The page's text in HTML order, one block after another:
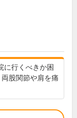
に行くべきか困
股関節や肩を痛